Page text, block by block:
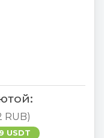
RUB)
USDT